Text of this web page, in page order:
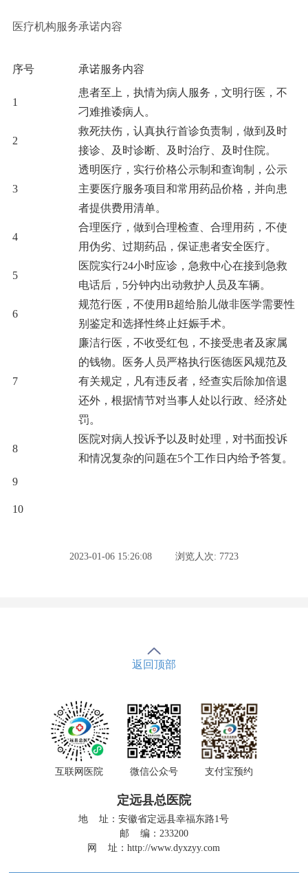
医疗机构服务承诺内容
序号 承诺服务内容
1
患者至上，执情为病人服务，文明行医，不
刁难推诿病人。
2
救死扶伤，认真执行首诊负责制，做到及时
接诊、及时诊断、及时治疗、及时住院。
3
透明医疗，实行价格公示制和查询制，公示
主要医疗服务项目和常用药品价格，并向患
者提供费用清单。
4
合理医疗，做到合理检查、合理用药，不使
用伪劣、过期药品，保证患者安全医疗。
5
医院实行24小时应诊，急救中心在接到急救
电话后，5分钟内出动救护人员及车辆。
6
规范行医，不使用B超给胎儿做非医学需要性
别鉴定和选择性终止妊娠手术。
7
廉洁行医，不收受红包，不接受患者及家属
的钱物。医务人员严格执行医德医风规范及
有关规定，凡有违反者，经查实后除加倍退
还外，根据情节对当事人处以行政、经济处
罚。
8
医院对病人投诉予以及时处理，对书面投诉
和情况复杂的问题在5个工作日内给予答复。
9
10
2023-01-06 15:26:08 浏览人次: 7723
返回顶部
互联网医院 微信公众号 支付宝预约
定远县总医院
地 址：安徽省定远县幸福东路1号
邮 编：233200
网 址：http://www.dyxzyy.com